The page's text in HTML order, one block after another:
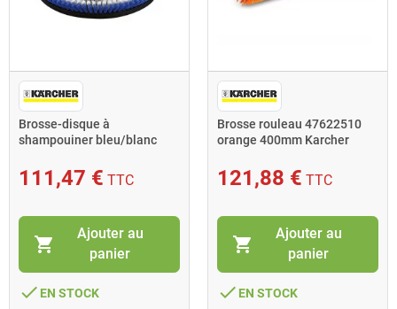
Brosse-disque à
shampouiner bleu/blanc
111,47 € TTC
shopping_cart
Ajouter au
panier
done EN STOCK
Brosse rouleau 47622510
orange 400mm Karcher
121,88 € TTC
shopping_cart
Ajouter au
panier
done EN STOCK